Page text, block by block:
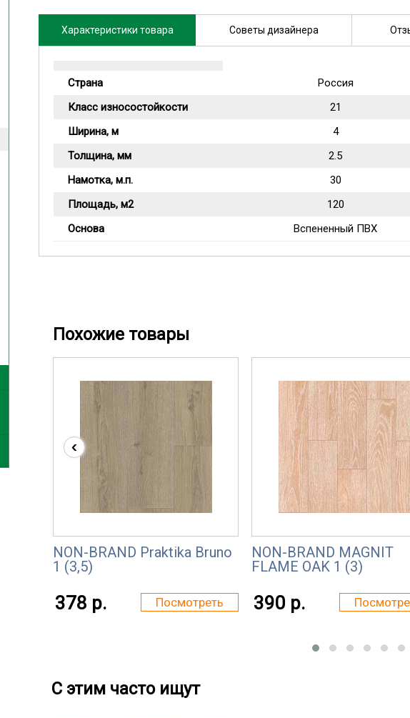
Характеристики товара Советы дизайнера
Страна
Россия
Класс износостойкости
21
Ширина, м
4
Толщина, мм
2.5
Намотка, м.п.
30
Площадь, м2
120
Основа
Вспененный ПВХ
Похожие товары
NON-BRAND Praktika Bruno
1 (3,5)
378 р. Посмотреть
NON-BRAND MAGNIT
FLAME OAK 1 (3)
390 р.
‹
С этим часто ищут